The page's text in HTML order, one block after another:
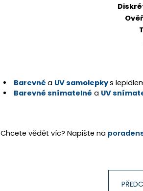
Barevné a UV samolepkys
Barevné snímatelné a UV
Chcete vědět víc? Napište na